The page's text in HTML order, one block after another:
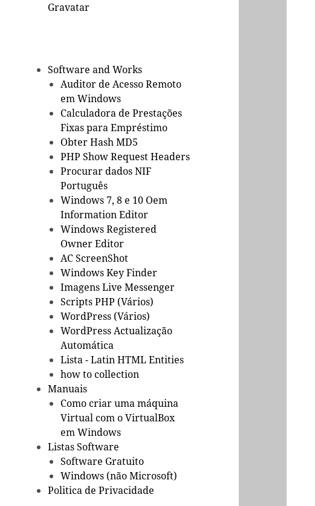
Gravatar
Software and Works
Auditor de Acesso Remoto
em Windows
Calculadora de Prestações
Fixas para Empréstimo
Obter Hash MD5
PHP Show Request Headers
Procurar dados NIF
Português
Windows 7, 8 e 10 Oem
Information Editor
Windows Registered
Owner Editor
AC ScreenShot
Windows Key Finder
Imagens Live Messenger
Scripts PHP (Vários)
WordPress (Vários)
WordPress Actualização
Automática
Lista - Latin HTML Entities
how to collection
Manuais
Como criar uma máquina
Virtual com o VirtualBox
em Windows
Listas Software
Software Gratuito
Windows (não Microsoft)
Politica de Privacidade